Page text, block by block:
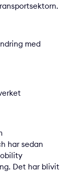
med
har sedan
Det har blivit